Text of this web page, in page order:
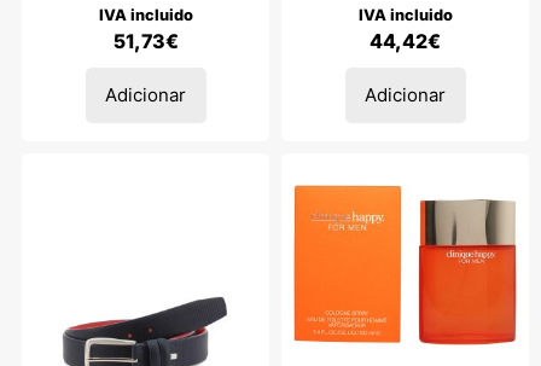
51,73€
IVA incluido
Adicionar
44,42€
IVA incluido
Adicionar